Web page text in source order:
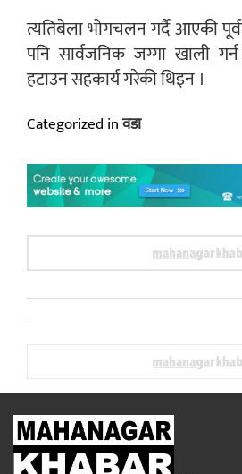
त्यतिबेला भोगचलन गर्दै आएकी
पनि सार्वजनिक जग्गा खाली
हटाउन सहकार्य गरेकी थिइन ।
Categorized inवडा